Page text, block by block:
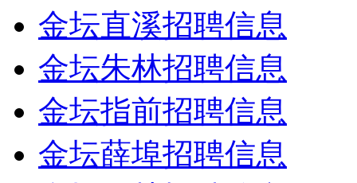
金坛直溪招聘信息
金坛朱林招聘信息
金坛指前招聘信息
金坛薛埠招聘信息